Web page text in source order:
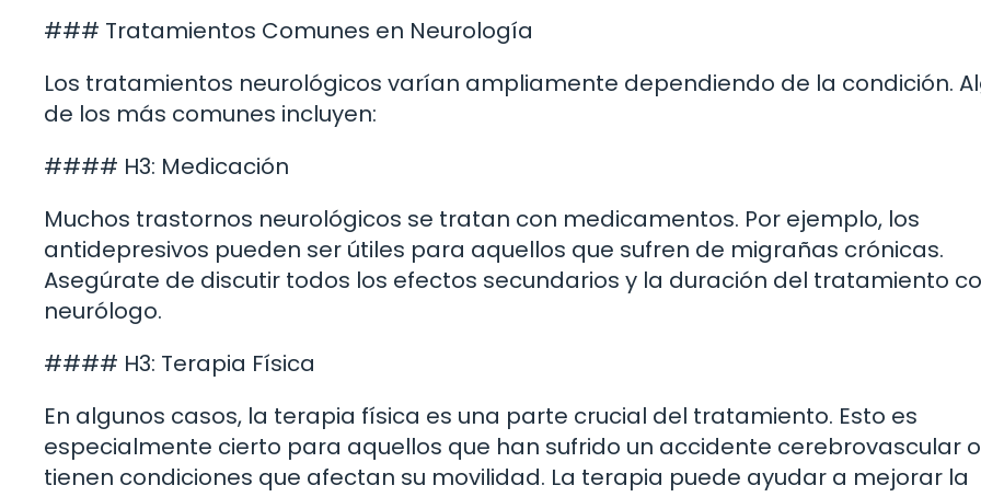
### Tratamientos Comunes en Neurología
Los tratamientos neurológicos varían ampliamente dependiendo de la condición.
de los más comunes incluyen:
#### H3: Medicación
Muchos trastornos neurológicos se tratan con medicamentos. Por ejemplo, los
antidepresivos pueden ser útiles para aquellos que sufren de migrañas crónicas.
Asegúrate de discutir todos los efectos secundarios y la duración del tratamiento
neurólogo.
#### H3: Terapia Física
En algunos casos, la terapia física es una parte crucial del tratamiento. Esto es
especialmente cierto para aquellos que han sufrido un accidente cerebrovascular o
tienen condiciones que afectan su movilidad. La terapia puede ayudar a mejorar la